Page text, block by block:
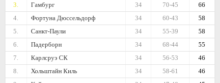
3.
Гамбург 66
70-45
34
4.
Фортуна Дюссельдорф 58
60-43
34
5.
Санкт-Паули 58
55-39
34
6.
Падерборн 55
68-44
34
7.
Карлсруэ СК 46
56-53
34
8.
Хольштайн Киль 46
58-61
34